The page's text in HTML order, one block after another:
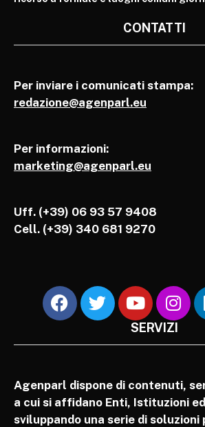
CONTATTI
Per inviare i comunicati stampa:
redazione@agenparl.eu
Per informazioni:
marketing@agenparl.eu
Uff. (+39) 06 93 57 9408
Cell. (+39) 340 681 9270
SERVIZI
Agenparl dispone di contenuti,
a cui si affidano Enti, Istituzioni
sviluppando una serie di